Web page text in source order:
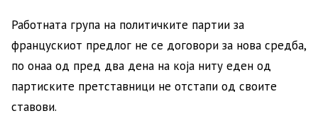
Работната група на политичките партии за
францускиот предлог не се договори за нова средба,
по онаа од пред два дена на која ниту еден од
партиските претставници не отстапи од своите
ставови.